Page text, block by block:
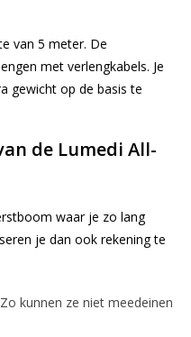
van 5 meter. De
met verlengkabels. Je
gewicht op de basis te
de Lumedi All-
waar je zo lang
je dan ook rekening te
kunnen ze niet meedeinen